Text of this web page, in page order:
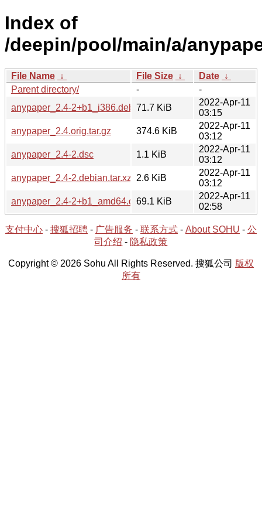
Index of
/deepin/pool/main/a/
File Name ↓ File Size ↓ Date ↓
Parent directory/
-
-
anypaper_2.4-2+b1_i386.deb 71.7 KiB
2022-Apr-11
03:15
anypaper_2.4.orig.tar.gz
374.6 KiB
2022-Apr-11
03:12
anypaper_2.4-2.dsc
1.1 KiB
2022-Apr-11
03:12
anypaper_2.4-2.debian.tar.xz
2.6 KiB
2022-Apr-11
03:12
anypaper_2.4-2+b1_amd64.deb69.1 KiB
2022-Apr-11
02:58
支付中心 - 搜狐招聘 - 广告服务 - 联系方式 - About SOHU - 公
司介绍 - 隐私政策
Copyright © 2026 Sohu All Rights Reserved. 搜狐公司 版权
所有